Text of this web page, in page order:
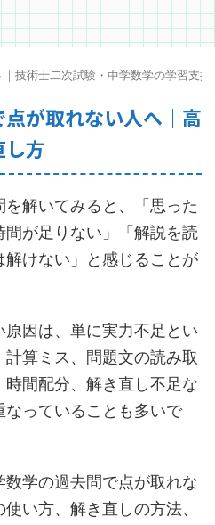
技術士二次試験・中学数学の学習支援
が取れない人へ｜高
方
解いてみると、「思った
が足りない」「解説を読
けない」と感じることが
因は、単に実力不足とい
算ミス、問題文の読み取
時間配分、解き直し不足な
なっていることも多いで
学の過去問で点が取れな
い方、解き直しの方法、